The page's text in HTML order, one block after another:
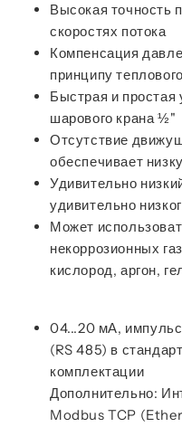
Высокая точность
скоростях потока
Компенсация
принципу
Быстрая и
шарового крана ½"
Отсутствие
обеспечивает
Удивительно
удивительно
Может
некоррозионных
кислород, аргон,
04...20 мА,
(RS 485) в
Дополнительно:
Modbus TCP